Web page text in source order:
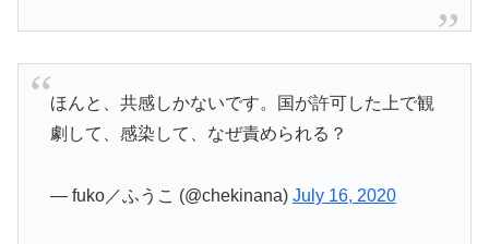
ほんと、共感しかないです。国が許可した上で観
劇して、感染して、なぜ責められる？
— fuko／ふうこ (@chekinana) July 16, 2020